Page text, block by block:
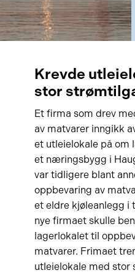
Krevde
stor
Et firma som drev
av matvarer inngikk
et utleielokale på om
et næringsbygg i
var tidligere blant
oppbevaring av
et eldre kjøleanlegg i
nye firmaet skulle
lagerlokalet til
matvarer. Frimaet
utleielokale med stor